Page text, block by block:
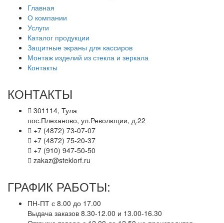
Главная
О компании
Услуги
Каталог продукции
Защитные экраны для кассиров
Монтаж изделий из стекла и зеркала
Контакты
КОНТАКТЫ
301114, Тула
пос.Плеханово, ул.Революции, д.22
+7 (4872) 73-07-07
+7 (4872) 75-20-37
+7 (910) 947-50-50
zakaz@steklorf.ru
ГРАФИК РАБОТЫ:
ПН-ПТ с 8.00 до 17.00
Выдача заказов 8.30-12.00 и 13.00-16.30